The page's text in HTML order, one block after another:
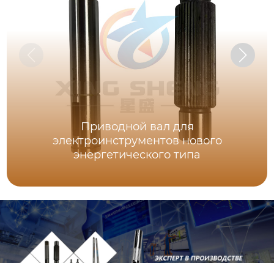
Приводной вал для
электроинструментов нового
энергетического типа